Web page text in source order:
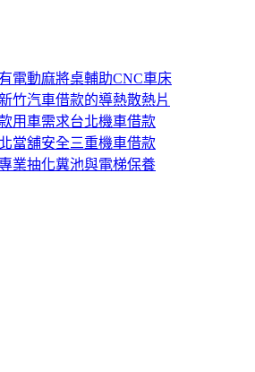
電動麻將桌輔助CNC車床
竹汽車借款的導熱散熱片
用車需求台北機車借款
當舖安全三重機車借款
業抽化糞池與電梯保養